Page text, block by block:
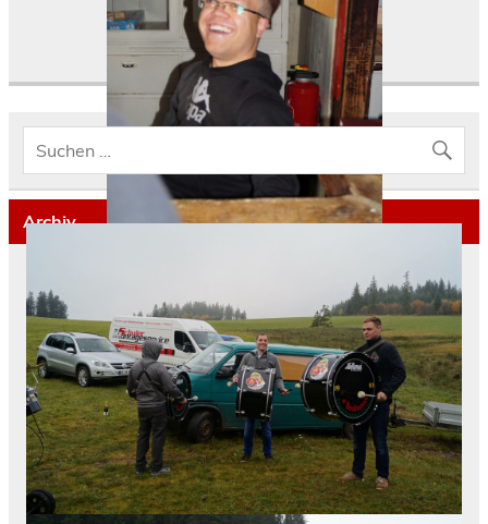
Archiv
Januar 2024
November 2023
Juli 2023
Januar 2023
Juli 2022
Januar 2020
November 2019
Mai 2019
Februar 2019